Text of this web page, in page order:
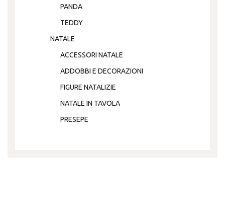
PANDA
TEDDY
NATALE
ACCESSORI NATALE
ADDOBBI E DECORAZIONI
FIGURE NATALIZIE
NATALE IN TAVOLA
PRESEPE